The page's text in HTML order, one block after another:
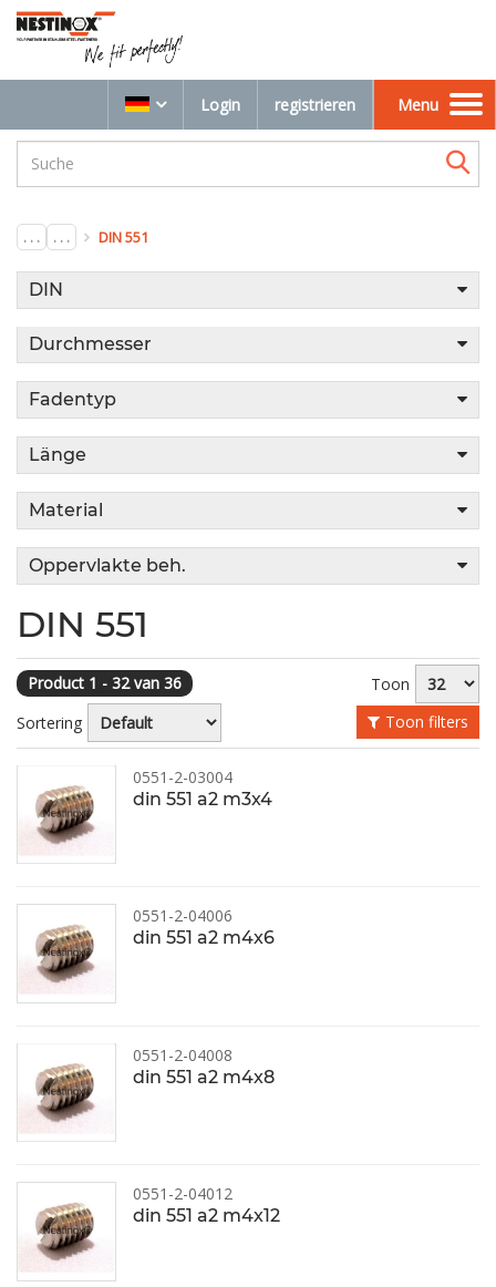
Login registrieren
Toggle
navigation
Menu
. . . . . . DIN 551
DIN
Durchmesser
Fadentyp
Länge
Material
Oppervlakte beh.
DIN 551
Product 1 - 32 van 36
Toon
Sortering
Toon filters
0551-2-03004
din 551 a2 m3x4
0551-2-04006
din 551 a2 m4x6
0551-2-04008
din 551 a2 m4x8
0551-2-04012
din 551 a2 m4x12